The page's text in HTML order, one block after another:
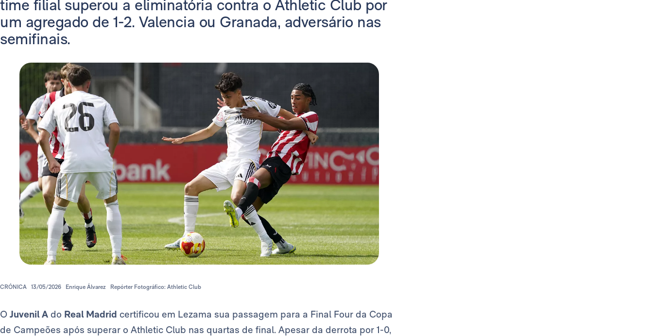
time filial superou a eliminatória contra o Athletic Club por
um agregado de 1-2. Valencia ou Granada, adversário nas
semifinais.
CRÓNICA 13/05/2026 Enrique Álvarez Repórter Fotográfico: Athletic Club
O Juvenil A do Real Madrid certificou em Lezama sua passagem para a Final Four da Copa
de Campeões após superar o Athletic Club nas quartas de final. Apesar da derrota por 1-0,